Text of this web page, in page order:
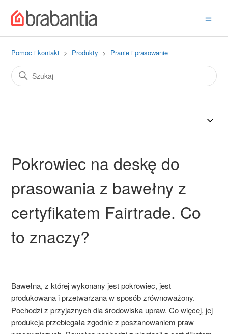
Pomoc i kontakt Produkty Pranie i prasowanie
Pokrowiec na deskę do
prasowania z bawełny z
certyfikatem Fairtrade. Co
to znaczy?
Bawełna, z której wykonany jest pokrowiec, jest
produkowana i przetwarzana w sposób zrównoważony.
Pochodzi z przyjaznych dla środowiska upraw. Co więcej, jej
produkcja przebiegała zgodnie z poszanowaniem praw